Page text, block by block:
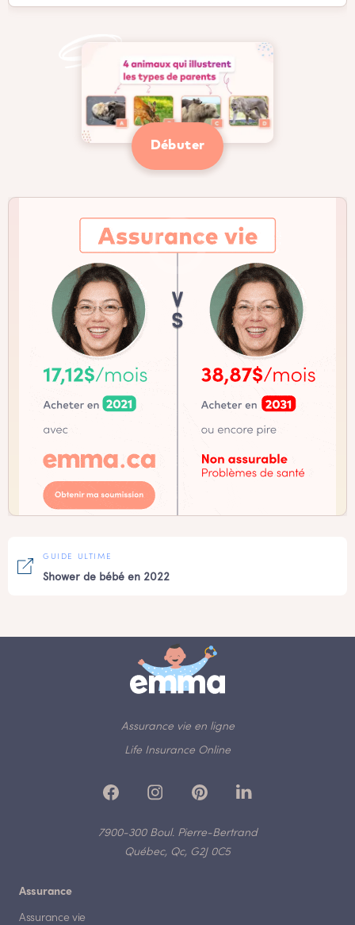
Débuter
GUIDE ULTIME
Shower de bébé en 2022
Assurance vie en ligne
Life Insurance Online
7900-300 Boul. Pierre-Bertrand
Québec, Qc, G2J 0C5
Assurance
Assurance vie